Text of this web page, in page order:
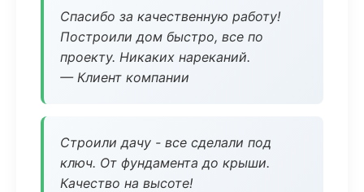
Спасибо за качественную работу!
Построили дом быстро, все по
проекту. Никаких нареканий.
— Клиент компании
Строили дачу - все сделали под
ключ. От фундамента до крыши.
Качество на высоте!